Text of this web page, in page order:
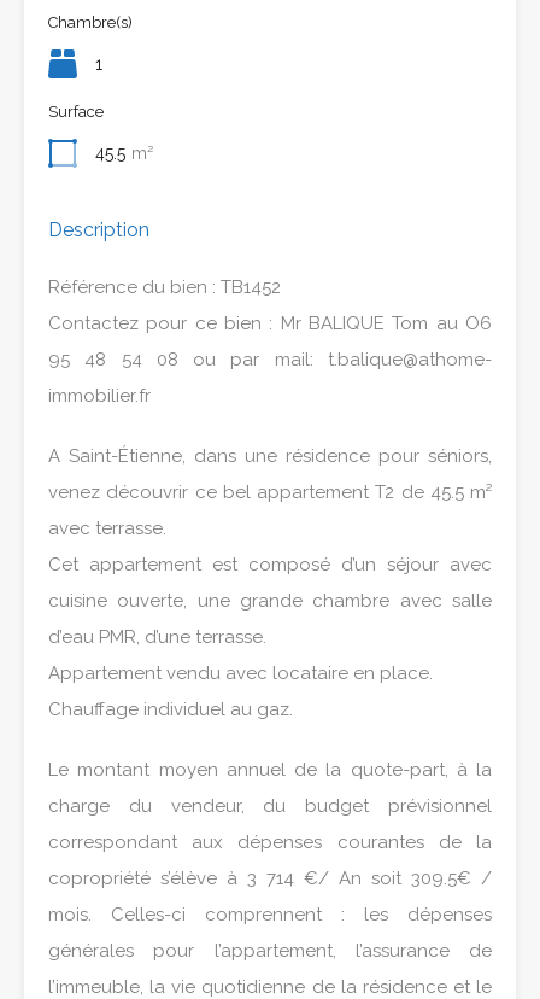
Chambre(s)
1
Surface
45.5 m²
Description
Référence du bien : TB1452
Contactez pour ce bien : Mr BALIQUE Tom au O6
95 48 54 08 ou par mail: t.balique@athome-
immobilier.fr
A Saint-Étienne, dans une résidence pour séniors,
venez découvrir ce bel appartement T2 de 45.5 m²
avec terrasse.
Cet appartement est composé d’un séjour avec
cuisine ouverte, une grande chambre avec salle
d’eau PMR, d’une terrasse.
Appartement vendu avec locataire en place.
Chauffage individuel au gaz.
Le montant moyen annuel de la quote-part, à la
charge du vendeur, du budget prévisionnel
correspondant aux dépenses courantes de la
copropriété s’élève à 3 714 €/ An soit 309.5€ /
mois. Celles-ci comprennent : les dépenses
générales pour l’appartement, l’assurance de
l’immeuble, la vie quotidienne de la résidence et le